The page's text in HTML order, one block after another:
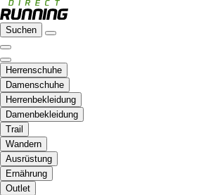
Suchen
Herrenschuhe
Damenschuhe
Herrenbekleidung
Damenbekleidung
Trail
Wandern
Ausrüstung
Ernährung
Outlet